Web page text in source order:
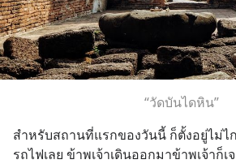
“วัดบันไดหิน”
สำหรับสถานที่แรกของวันนี้ ก็ตั้งอยู่ไม่ไ
รถไฟเลย ข้าพเจ้าเดินออกมาข้าพเจ้าก็